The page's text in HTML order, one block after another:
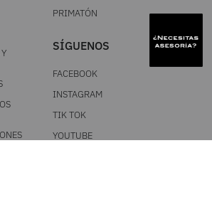
PRIMATÓN
SÍGUENOS
FACEBOOK
INSTAGRAM
TIK TOK
YOUTUBE